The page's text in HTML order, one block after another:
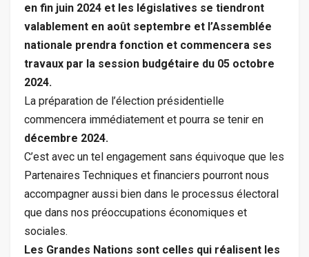
en fin juin 2024 et les législatives se tiendront
valablement en août septembre et l’Assemblée
nationale prendra fonction et commencera ses
travaux par la session budgétaire du 05 octobre
2024.
La préparation de l’élection présidentielle
commencera immédiatement et pourra se tenir en
décembre 2024.
C’est avec un tel engagement sans équivoque que les
Partenaires Techniques et financiers pourront nous
accompagner aussi bien dans le processus électoral
que dans nos préoccupations économiques et
sociales.
Les Grandes Nations sont celles qui réalisent les